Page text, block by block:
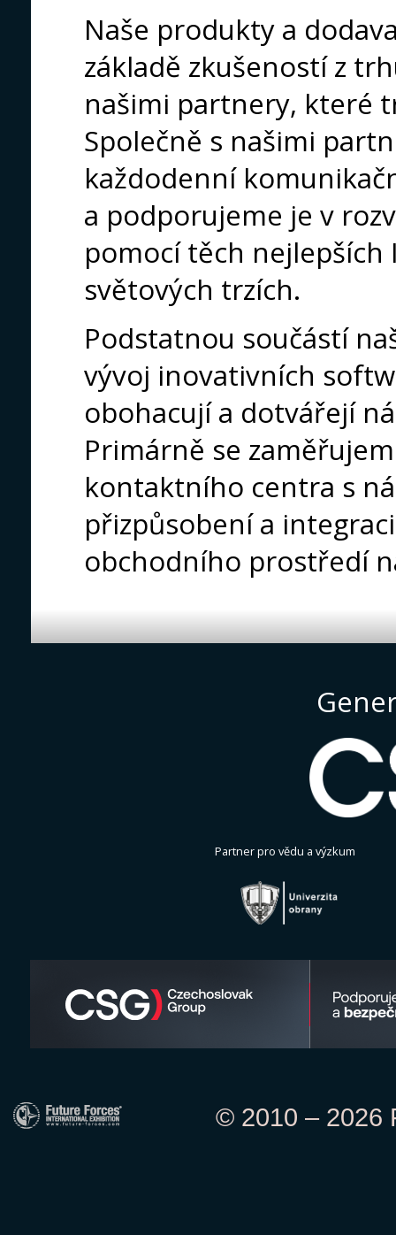
Naše produkty a
základě zkušeností z
našimi partnery, které
Společně s našimi
každodenní
a podporujeme je v
pomocí těch nejlepších
světových trzích.
Podstatnou součástí
vývoj inovativních
obohacují a dotvářejí
Primárně se
kontaktního centra s
přizpůsobení a
obchodního prostředí
Partner pro vědu a výzkum
© 2010 – 2026